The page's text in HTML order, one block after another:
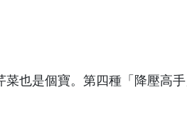
菜也是個寶。第四種「降壓高